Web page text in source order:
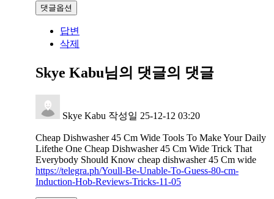
댓글옵션
답변
삭제
Skye Kabu님의 댓글의 댓글
Skye Kabu 작성일 25-12-12 03:20
Cheap Dishwasher 45 Cm Wide Tools To Make Your Daily
Lifethe One Cheap Dishwasher 45 Cm Wide Trick That
Everybody Should Know cheap dishwasher 45 Cm wide
https://telegra.ph/Youll-Be-Unable-To-Guess-80-cm-
Induction-Hob-Reviews-Tricks-11-05